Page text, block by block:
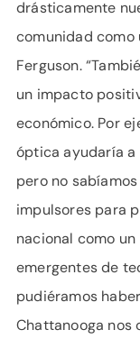
drásticamente
comunidad como
Ferguson.
un impacto
económico. Por
óptica ayudaría
pero no
impulsores para
nacional como
emergentes de
pudiéramos
Chattanooga nos